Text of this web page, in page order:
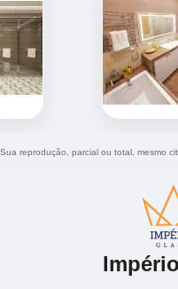
reprodução, parcial ou total, mesmo